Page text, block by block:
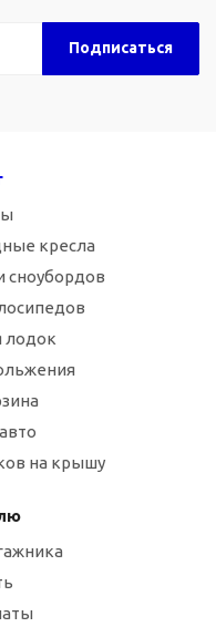
кресла
сноубордов
лодок
на крышу